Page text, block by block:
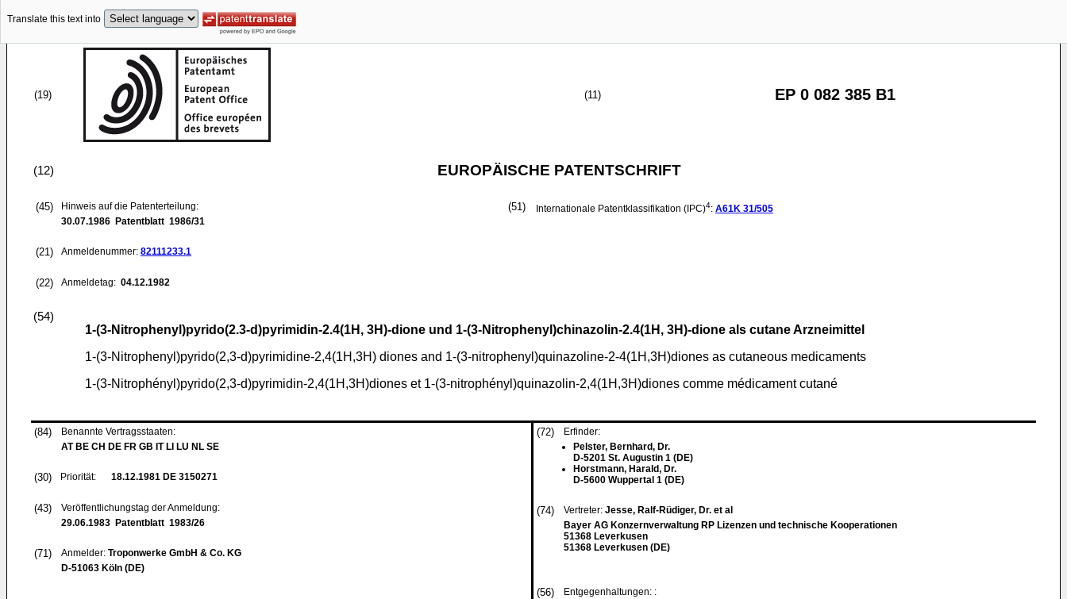
Translate this text into
(19) (11) EP 0 082 385 B1
(12) EUROPÄISCHE PATENTSCHRIFT
(45)
Hinweis auf die Patenterteilung:
30.07.1986 Patentblatt 1986/31
(21) Anmeldenummer: 82111233.1
(22) Anmeldetag: 04.12.1982
(51) Internationale Patentklassifikation (IPC)4: A61K 31/505
(54)
1-(3-Nitrophenyl)pyrido(2.3-d)pyrimidin-2.4(1H, 3H)-dione und 1-(3-Nitrophenyl)chinazolin-2.4(1H, 3H)-dione als cutane Arzneimittel
1-(3-Nitrophenyl)pyrido(2,3-d)pyrimidine-2,4(1H,3H) diones and 1-(3-nitrophenyl)quinazoline-2-4(1H,3H)diones as cutaneous medicaments
1-(3-Nitrophényl)pyrido(2,3-d)pyrimidin-2,4(1H,3H)diones et 1-(3-nitrophényl)quinazolin-2,4(1H,3H)diones comme médicament cutané
(84)
Benannte Vertragsstaaten:
AT BE CH DE FR GB IT LI LU NL SE
(30) Priorität: 18.12.1981 DE 3150271
(43)
Veröffentlichungstag der Anmeldung:
29.06.1983 Patentblatt 1983/26
(71) Anmelder: Troponwerke GmbH & Co. KG
D-51063 Köln (DE)
(72)
Erfinder:
Pelster, Bernhard, Dr.
D-5201 St. Augustin 1 (DE)
Horstmann, Harald, Dr.
D-5600 Wuppertal 1 (DE)
(74) Vertreter: Jesse, Ralf-Rüdiger, Dr. et al
Bayer AG Konzernverwaltung RP Lizenzen und technische Kooperationen
51368 Leverkusen
51368 Leverkusen (DE)
(56) Entgegenhaltungen: :